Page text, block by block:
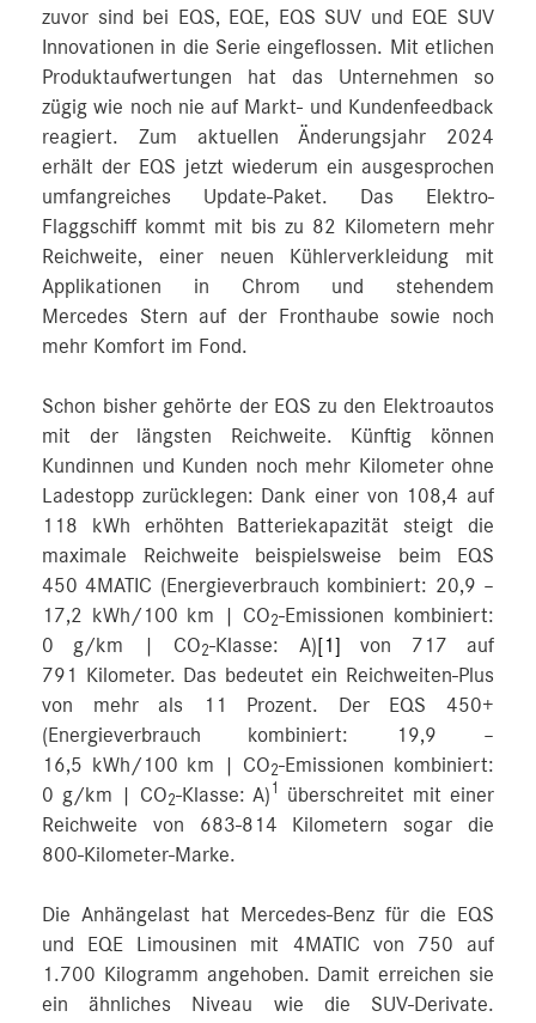
zuvor sind bei EQS, EQE, EQS SUV und EQE SUV
Innovationen in die Serie eingeflossen. Mit etlichen
Produktaufwertungen hat das Unternehmen so
zügig wie noch nie auf Markt- und Kundenfeedback
reagiert. Zum aktuellen Änderungsjahr 2024
erhält der EQS jetzt wiederum ein ausgesprochen
umfangreiches Update-Paket. Das Elektro-
Flaggschiff kommt mit bis zu 82 Kilometern mehr
Reichweite, einer neuen Kühlerverkleidung mit
Applikationen in Chrom und stehendem
Mercedes Stern auf der Fronthaube sowie noch
mehr Komfort im Fond.
Schon bisher gehörte der EQS zu den Elektroautos
mit der längsten Reichweite. Künftig können
Kundinnen und Kunden noch mehr Kilometer ohne
Ladestopp zurücklegen: Dank einer von 108,4 auf
118 kWh erhöhten Batteriekapazität steigt die
maximale Reichweite beispielsweise beim EQS
450 4MATIC (Energieverbrauch kombiniert: 20,9 –
17,2 kWh/100 km | CO2‑Emissionen kombiniert:
0 g/km | CO2-Klasse: A)[1] von 717 auf
791 Kilometer. Das bedeutet ein Reichweiten-Plus
von mehr als 11 Prozent. Der EQS 450+
(Energieverbrauch kombiniert: 19,9 –
16,5 kWh/100 km | CO2‑Emissionen kombiniert:
0 g/km | CO2-Klasse: A) 1
überschreitet mit einer
Reichweite von 683-814 Kilometern sogar die
800-Kilometer-Marke.
Die Anhängelast hat Mercedes‑Benz für die EQS
und EQE Limousinen mit 4MATIC von 750 auf
1.700 Kilogramm angehoben. Damit erreichen sie
ein ähnliches Niveau wie die SUV-Derivate.